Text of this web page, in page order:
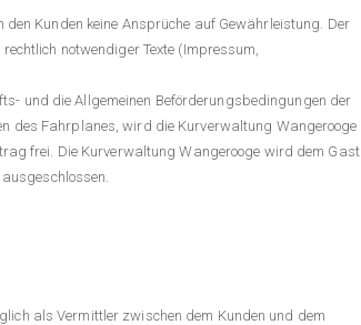
Kunden keine Ansprüche auf Gewährleistung. Der
notwendiger Texte (Impressum,
und die Allgemeinen Beförderungsbedingungen der
des Fahrplanes, wird die Kurverwaltung Wangerooge
frei. Die Kurverwaltung Wangerooge wird dem Gast
als Vermittler zwischen dem Kunden und dem